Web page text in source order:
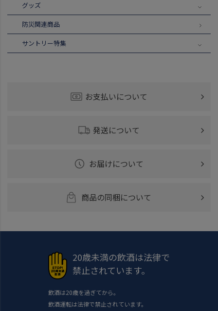
グッズ
防災関連商品
サントリー特集
お支払いについて
発送について
お届けについて
商品の同梱について
20歳未満の飲酒は法律で
禁止されています。
飲酒は20歳を過ぎてから。
飲酒運転は法律で禁止されています。